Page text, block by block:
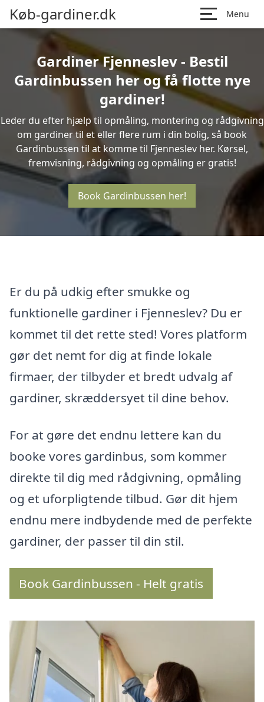
Køb-gardiner.dk Menu
Gardiner Fjenneslev - Bestil
Gardinbussen her og få flotte nye
gardiner!
Leder du efter hjælp til opmåling, montering og rådgivning
om gardiner til et eller flere rum i din bolig, så book
Gardinbussen til at komme til Fjenneslev her. Kørsel,
fremvisning, rådgivning og opmåling er gratis!
Book Gardinbussen her!
Er du på udkig efter smukke og
funktionelle gardiner i Fjenneslev? Du er
kommet til det rette sted! Vores platform
gør det nemt for dig at finde lokale
firmaer, der tilbyder et bredt udvalg af
gardiner, skræddersyet til dine behov.
For at gøre det endnu lettere kan du
booke vores gardinbus, som kommer
direkte til dig med rådgivning, opmåling
og et uforpligtende tilbud. Gør dit hjem
endnu mere indbydende med de perfekte
gardiner, der passer til din stil.
Book Gardinbussen - Helt gratis